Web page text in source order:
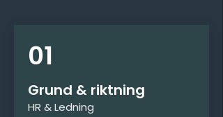
01
Grund & riktning
HR & Ledning